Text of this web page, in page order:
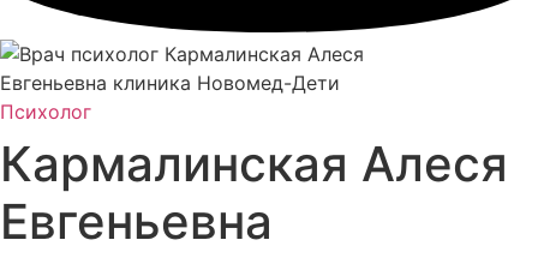
Психолог
Кармалинская Алеся
Евгеньевна